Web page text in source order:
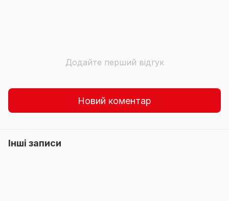
Додайте перший відгук
Новий коментар
Інші записи